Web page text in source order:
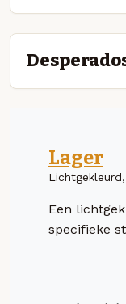
Lager
Een
specifieke